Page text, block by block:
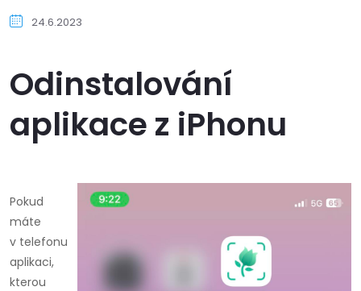
24.6.2023
Odinstalování
aplikace z iPhonu
Pokud
máte
v telefonu
aplikaci,
kterou